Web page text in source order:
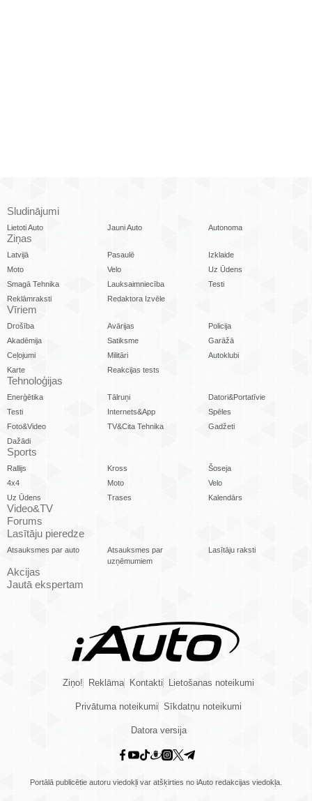
Sludinājumi
Lietoti Auto Jauni Auto Autonoma
Ziņas
Latvijā Pasaulē
Izklaide
Moto
Velo
Uz Ūdens
Smagā Tehnika
Lauksaimniecība
Testi
Reklāmraksti
Redaktora Izvēle
Vīriem
Drošība Avārijas
Policija
Akadēmija
Satiksme
Garāžā
Ceļojumi
Militāri
Autoklubi
Karte
Reakcijas tests
Tehnoloģijas
Enerģētika Tālruņi
Datori&Portatīvie
Testi
Internets&App
Spēles
Foto&Video
TV&Cita Tehnika
Gadžeti
Dažādi
Sports
Rallijs Kross
Šoseja
4x4
Moto
Velo
Uz Ūdens
Trases Kalendārs
Video&TV
Forums
Lasītāju pieredze
Atsauksmes par auto
Atsauksmes par
uzņēmumiem
Lasītāju raksti
Akcijas
Jautā ekspertam
Ziņo! Reklāma Kontakti Lietošanas noteikumi
Privātuma noteikumi Sīkdatņu noteikumi
Datora versija
Portālā publicētie autoru viedokļi var atšķirties no iAuto redakcijas viedokļa.